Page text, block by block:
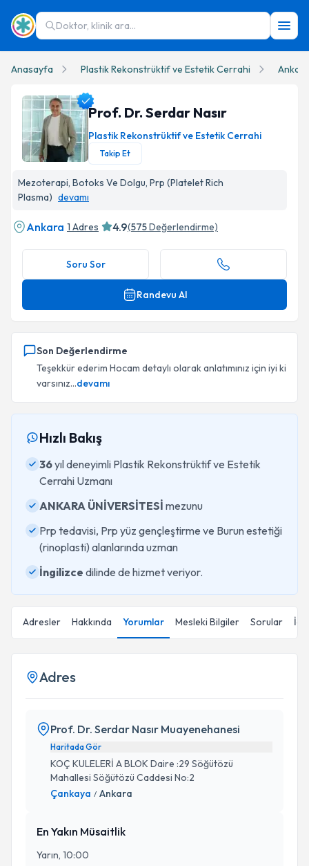
Doktor, klinik ara...
Anasayfa Plastik Rekonstrüktif ve Estetik Cerrahi Ankara
Prof. Dr. Serdar Nasır
Plastik Rekonstrüktif ve Estetik Cerrahi
Takip Et
Mezoterapi, Botoks Ve Dolgu, Prp (Platelet Rich
Plasma) devamı
Ankara 1 Adres 4.9(575Değerlendirme)
Soru Sor
Randevu Al
Son Değerlendirme
Teşekkür ederim Hocam detaylı olarak anlatımınız için iyi ki
varsınız...devamı
Hızlı Bakış
36yıl deneyimli Plastik Rekonstrüktif ve Estetik
Cerrahi Uzmanı
ANKARA ÜNİVERSİTESİ mezunu
Prp tedavisi, Prp yüz gençleştirme ve Burun estetiği
(rinoplasti) alanlarında uzman
İngilizce dilinde de hizmet veriyor.
Adresler Hakkında Yorumlar Mesleki Bilgiler Sorular
Adres
Prof. Dr. Serdar Nasır Muayenehanesi
Haritada Gör
KOÇ KULELERİ A BLOK Daire :29 Söğütözü
Mahallesi Söğütözü Caddesi No:2
Çankaya / Ankara
En Yakın Müsaitlik
Yarın, 10:00